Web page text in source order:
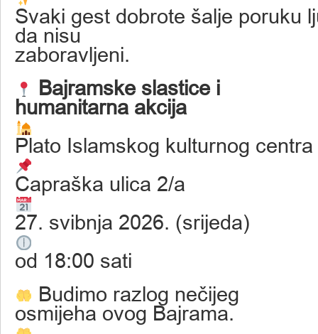
Svaki gest dobrote šalje poruku
da nisu
zaboravljeni.
Bajramske slastice i
humanitarna akcija
Plato Islamskog kulturnog
Capraška ulica 2/a
27. svibnja 2026. (srijeda)
od 18:00 sati
Budimo razlog nečijeg
osmijeha ovog Bajrama.